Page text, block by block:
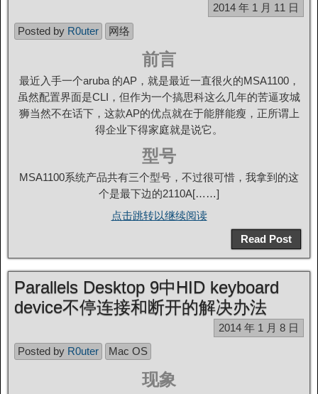
2014 年 1 月 11 日
Posted by R0uter 网络
前言
最近入手一个aruba 的AP，就是最近一直很火的MSA1100，
虽然配置界面是CLI，但作为一个搞思科这么几年的苦逼攻城
狮当然不在话下，这款AP的优点就在于能胖能瘦，正所谓上
得企业下得家庭就是说它。
型号
MSA1100系统产品共有三个型号，不过很可惜，我拿到的这
个是最下边的2110A[……]
点击跳转以继续阅读
Read Post
Parallels Desktop 9中HID keyboard
device不停连接和断开的解决办法
2014 年 1 月 8 日
Posted by R0uter Mac OS
现象